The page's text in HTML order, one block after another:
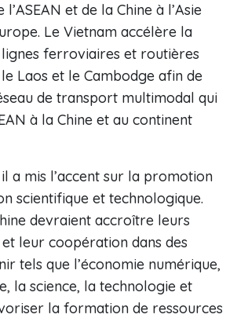
et de la Chine à l’Asie
Le Vietnam accélère la
ferroviaires et routières
Laos et le Cambodge afin de
de transport multimodal qui
à la Chine et au continent
a mis l’accent sur la promotion
scientifique et technologique.
devraient accroître leurs
leur coopération dans des
tels que l’économie numérique,
la science, la technologie et
la formation de ressources